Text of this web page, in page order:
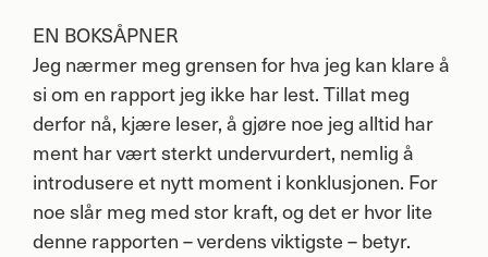
EN BOKSÅPNER
Jeg nærmer meg grensen for hva jeg kan klare å
si om en rapport jeg ikke har lest. Tillat meg
derfor nå, kjære leser, å gjøre noe jeg alltid har
ment har vært sterkt undervurdert, nemlig å
introdusere et nytt moment i konklusjonen. For
noe slår meg med stor kraft, og det er hvor lite
denne rapporten – verdens viktigste – betyr.